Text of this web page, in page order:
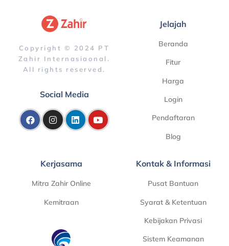
Copyright © 2024 PT
Zahir Internasiaonal.
All rights reserved.
Social Media
Jelajah
Beranda
Fitur
Harga
Login
Pendaftaran
Blog
Kerjasama
Mitra Zahir Online
Kemitraan
Kontak & Informasi
Pusat Bantuan
Syarat & Ketentuan
Kebijakan Privasi
Sistem Keamanan